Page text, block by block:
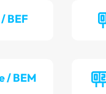
BEF
/ BEM